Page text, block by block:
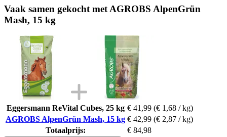
Vaak samen gekocht met AGROBS AlpenGrün
Mash, 15 kg
Eggersmann ReVital Cubes, 25 kg € 41,99 (€ 1,68 / kg)
AGROBS AlpenGrün Mash, 15 kg € 42,99 (€ 2,87 / kg)
Totaalprijs:
€ 84,98